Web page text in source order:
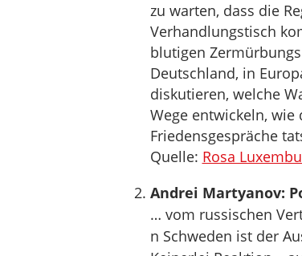
zu warten, dass die
Verhandlungstisch
blutigen
Deutschland, in
diskutieren, welche
Wege entwickeln, wie
Friedensgespräche
Quelle: Rosa
Andrei Martyanov:
… vom russischen
n Schweden ist der